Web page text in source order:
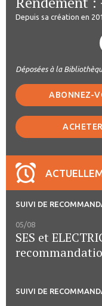
Depuis sa création en
Déposées à la
ABONNEZ-
SUIVI DE
05/08
SES et
SUIVI DE